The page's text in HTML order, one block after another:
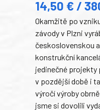
14,50 € /
Okamžitě po
závody v Plzni
československou
konstrukční
jedinečné projekty
v pozdější době i
výročí výroby
jsme si dovolili